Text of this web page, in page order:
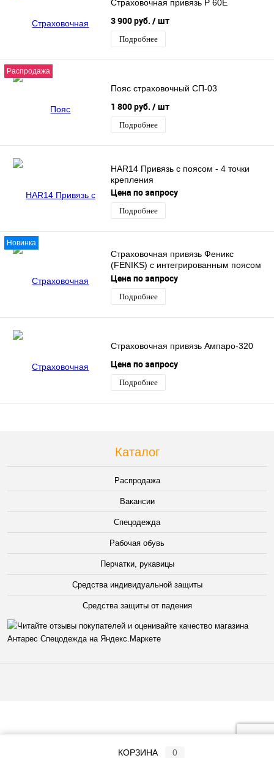
Страховочная привязь P 60E
3 900 руб. / шт
Подробнее
Распродажа
Пояс страховочный СП-03
1 800 руб. / шт
Подробнее
HAR14 Привязь с поясом - 4 точки
крепления
Цена по запросу
Подробнее
Новинка
Страховочная привязь Феникс
(FENIKS) с интегрированным поясом
(огнеупорная)
Цена по запросу
Подробнее
Страховочная привязь Ампаро-320
Цена по запросу
Подробнее
Каталог
Распродажа
Вакансии
Спецодежда
Рабочая обувь
Перчатки, рукавицы
Средства индивидуальной защиты
Средства защиты от падения
КОРЗИНА 0